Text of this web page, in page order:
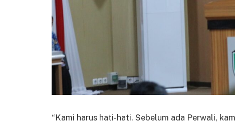
“Kami harus hati-hati. Sebelum ada Perwali,